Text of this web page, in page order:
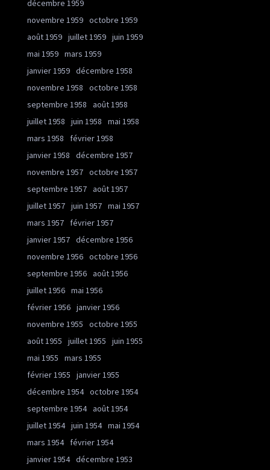
décembre 1959
novembre 1959 octobre 1959
août 1959 juillet 1959 juin 1959
mai 1959 mars 1959
janvier 1959 décembre 1958
novembre 1958
octobre 1958
septembre 1958
août 1958
juillet 1958
juin 1958
mai 1958
mars 1958
février 1958
janvier 1958
décembre 1957
novembre 1957 octobre 1957
septembre 1957 août 1957
juillet 1957 juin 1957 mai 1957
mars 1957
février 1957
janvier 1957 décembre 1956
novembre 1956 octobre 1956
septembre 1956 août 1956
juillet 1956 mai 1956
février 1956 janvier 1956
novembre 1955
octobre 1955
août 1955
juillet 1955
juin 1955
mai 1955
mars 1955
février 1955
janvier 1955
décembre 1954 octobre 1954
septembre 1954 août 1954
juillet 1954 juin 1954 mai 1954
mars 1954
février 1954
janvier 1954 décembre 1953